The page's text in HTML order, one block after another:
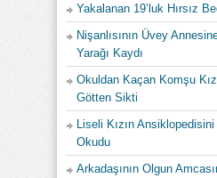
Yakalanan 19’luk Hırsız
Nişanlısının Üvey
Yarağı Kaydı
Okuldan Kaçan Komşu
Götten Sikti
Liseli Kızın
Okudu
Arkadaşının Olgun